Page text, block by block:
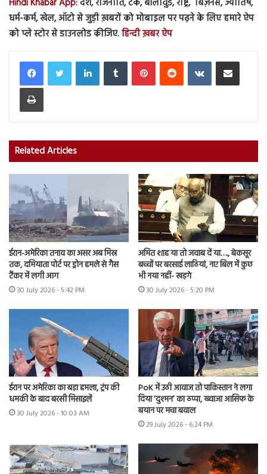
Hindi Khabar App:देश, राजनीति, टेक, बॉलीवुड, राष्ट्र, बिज़नेस, ज्योतिष,
धर्म-कर्म, खेल, ऑटो से जुड़ी ख़बरों को मोबाइल पर पढ़ने के लिए हमारे ऐप
को प्ले स्टोर से डाउनलोड कीजिए.हिन्दी ख़बर ऐप
LinkedInTumblr PinterestReddit VKontakteShare via Email
Print
Related Articles
ईरान-अमेरिका तनाव का असर अब मिस्र
तक, दमियाता पोर्ट पर ड्रोन हमले से गैस
टैंकर में लगी आग
30 July 2026 - 5:42 PM
अमित शाह या तो जवाब दें या…., बेकसूर
बच्चों पर बरसाई लाठियां, नए बिल में कुछ
भी नया नहीं- खड़गे
30 July 2026 - 5:20 PM
ईरान पर अमेरिका का बड़ा हमला, ट्रंप की
धमकी के बाद बरसी मिसाइलें
30 July 2026 - 10:03 AM
PoK में उठी आवाज तो पाकिस्तान ने लगा
दिया ‘दुश्मन’ का ठप्पा, ख्वाजा आसिफ के
बयान पर मचा बवाल
29 July 2026 - 6:24 PM